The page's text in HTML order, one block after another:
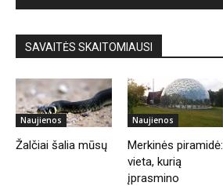
SAVAITĖS SKAITOMIAUSI
Naujienos
Žalčiai šalia mūsų
Naujienos
Merkinės piramidė:
vieta, kurią
įprasmino